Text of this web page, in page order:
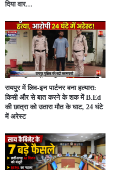
दिया वार…
रायपुर में लिव-इन पार्टनर बना हत्यारा:
किसी और से बात करने के शक में B.Ed
की छात्रा को उतारा मौत के घाट, 24 घंटे
में अरेस्ट